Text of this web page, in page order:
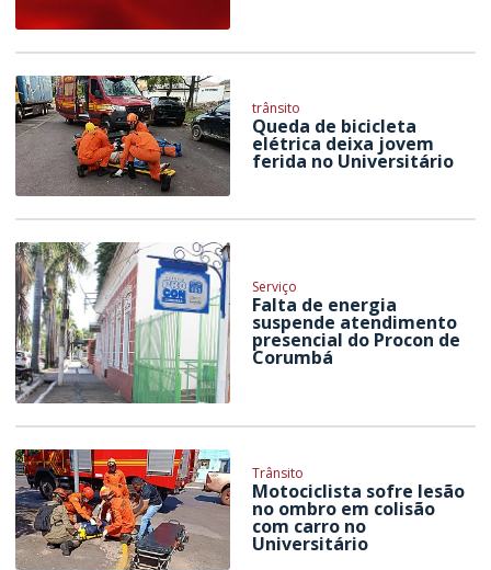
trânsito
Queda de bicicleta
elétrica deixa jovem
ferida no Universitário
Serviço
Falta de energia
suspende atendimento
presencial do Procon de
Corumbá
Trânsito
Motociclista sofre lesão
no ombro em colisão
com carro no
Universitário